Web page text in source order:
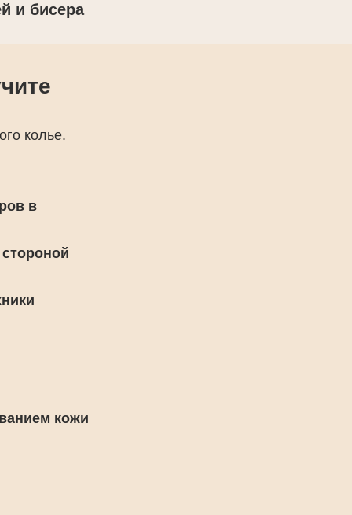
и бисера
колье.
в
кожи